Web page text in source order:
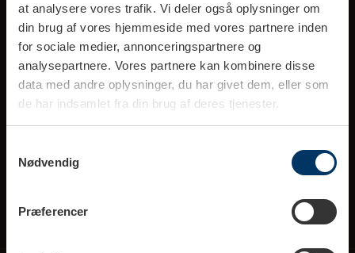
at analysere vores trafik. Vi deler også oplysninger om
din brug af vores hjemmeside med vores partnere inden
for sociale medier, annonceringspartnere og
analysepartnere. Vores partnere kan kombinere disse
data med andre oplysninger, du har givet dem, eller som
de har indsamlet fra din brug af deres tjenester.
Nødvendig
Præferencer
info@rigtigkaffe.dk
(Svar indenfor 1-2 hverdage)